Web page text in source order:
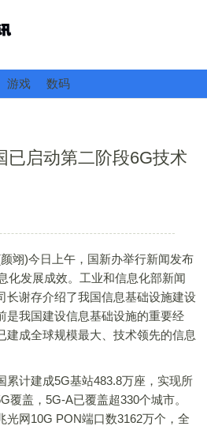
游戏 数码
已启动第二阶段6G技术
)今日上午，国新办举行新闻发布
化发展成效。工业和信息化部新闻
长谢存介绍了我国信息基础设施建设
是我国建设信息基础设施的重要经
建成全球规模最大、技术领先的信息
计建成5G基站483.8万座，实现所
覆盖，5G-A已覆盖超330个城市。
光网10G PON端口数3162万个，全